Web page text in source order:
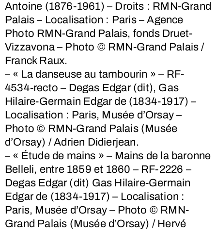
Antoine (1876-1961) – Droits : RMN-Grand
Palais – Localisation : Paris – Agence
Photo RMN-Grand Palais, fonds Druet-
Vizzavona – Photo © RMN-Grand Palais /
Franck Raux.
– « La danseuse au tambourin » – RF-
4534-recto – Degas Edgar (dit), Gas
Hilaire-Germain Edgar de (1834-1917) –
Localisation : Paris, Musée d’Orsay –
Photo © RMN-Grand Palais (Musée
d’Orsay) / Adrien Didierjean.
– « Étude de mains » – Mains de la baronne
Belleli, entre 1859 et 1860 – RF-2226 –
Degas Edgar (dit) Gas Hilaire-Germain
Edgar de (1834-1917) – Localisation :
Paris, Musée d’Orsay – Photo © RMN-
Grand Palais (Musée d’Orsay) / Hervé